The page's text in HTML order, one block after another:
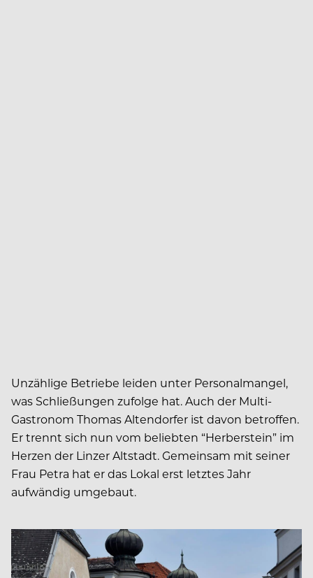
Unzählige Betriebe leiden unter Personalmangel,
was Schließungen zufolge hat. Auch der Multi-
Gastronom Thomas Altendorfer ist davon betroffen.
Er trennt sich nun vom beliebten “Herberstein” im
Herzen der Linzer Altstadt. Gemeinsam mit seiner
Frau Petra hat er das Lokal erst letztes Jahr
aufwändig umgebaut.